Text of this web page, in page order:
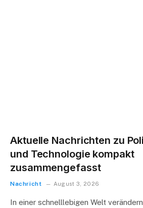
Aktuelle Nachrichten zu
und Technologie kompakt
zusammengefasst
Nachricht August 3, 2026
In einer schnelllebigen Welt